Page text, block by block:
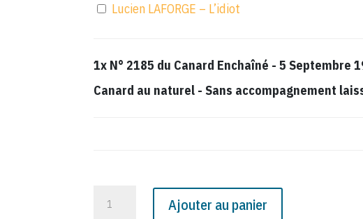
Lucien LAFORGE – L’idiot
1x N° 2185 du Canard Enchaîné - 5 Septembre
Canard au naturel -Sans accompagnement
Ajouter au panier